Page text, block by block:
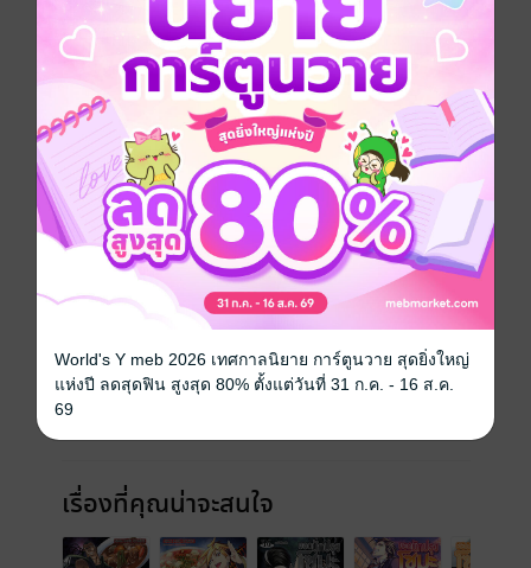
ประเภทไฟล์ pdf
วันที่วางขาย 24 กรกฎาคม 2568
ความยาว 204 หน้า
ราคาปก 45 บาท
เล่มอื่นๆ ในซีรีส์ ดูทั้งหมด
เรื่องที่คุณน่าจะสนใจ
World's Y meb 2026 เทศกาลนิยาย การ์ตูนวาย สุดยิ่งใหญ่
แห่งปี ลดสุดฟิน สูงสุด 80% ตั้งแต่วันที่ 31 ก.ค. - 16 ส.ค.
69